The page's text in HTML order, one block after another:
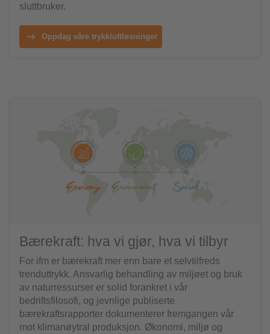
sluttbruker.
Oppdag våre trykkluftløsninger
Bærekraft: hva vi gjør, hva vi tilbyr
For ifm er bærekraft mer enn bare et selvtilfreds
trenduttrykk. Ansvarlig behandling av miljøet og bruk
av naturressurser er solid forankret i vår
bedriftsfilosofi, og jevnlige publiserte
bærekraftsrapporter dokumenterer fremgangen vår
mot klimanøytral produksjon. Økonomi, miljø og